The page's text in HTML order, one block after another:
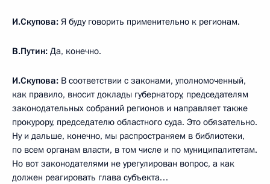
И.Скупова: Я буду говорить применительно к регионам.
В.Путин: Да, конечно.
И.Скупова: В соответствии с законами, уполномоченный,
как правило, вносит доклады губернатору, председателям
законодательных собраний регионов и направляет также
прокурору, председателю областного суда. Это обязательно.
Ну и дальше, конечно, мы распространяем в библиотеки,
по всем органам власти, в том числе и по муниципалитетам.
Но вот законодателями не урегулирован вопрос, а как
должен реагировать глава субъекта…